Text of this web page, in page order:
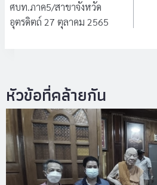
ศบท.ภาค5/สาขาจังหวัด
อุตรดิตถ์ 27 ตุลาคม 2565